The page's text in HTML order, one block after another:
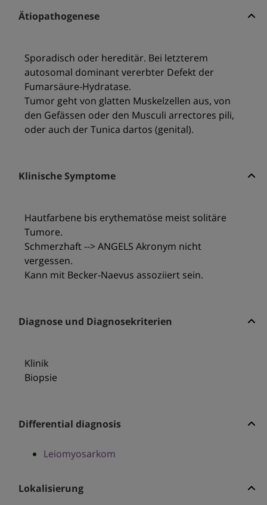
Ätiopathogenese
Sporadisch oder hereditär. Bei letzterem
autosomal dominant vererbter Defekt der
Fumarsäure-Hydratase.
Tumor geht von glatten Muskelzellen aus, von
den Gefässen oder den Musculi arrectores pili,
oder auch der Tunica dartos (genital).
Klinische Symptome
Hautfarbene bis erythematöse meist solitäre
Tumore.
Schmerzhaft --> ANGELS Akronym nicht
vergessen.
Kann mit Becker-Naevus assoziiert sein.
Diagnose und Diagnosekriterien
Klinik
Biopsie
Differential diagnosis
Leiomyosarkom
Lokalisierung